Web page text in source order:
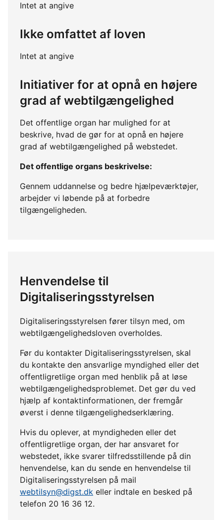
Intet at angive
Ikke omfattet af loven
Intet at angive
Initiativer for at opnå en højere
grad af webtilgængelighed
Det offentlige organ har mulighed for at
beskrive, hvad de gør for at opnå en højere
grad af webtilgængelighed på webstedet.
Det offentlige organs beskrivelse:
Gennem uddannelse og bedre hjælpeværktøjer,
arbejder vi løbende på at forbedre
tilgængeligheden.
Henvendelse til
Digitaliseringsstyrelsen
Digitaliseringsstyrelsen fører tilsyn med, om
webtilgængelighedsloven overholdes.
Før du kontakter Digitaliseringsstyrelsen, skal
du kontakte den ansvarlige myndighed eller det
offentligretlige organ med henblik på at løse
webtilgængelighedsproblemet. Det gør du ved
hjælp af kontaktinformationen, der fremgår
øverst i denne tilgængelighedserklæring.
Hvis du oplever, at myndigheden eller det
offentligretlige organ, der har ansvaret for
webstedet, ikke svarer tilfredsstillende på din
henvendelse, kan du sende en henvendelse til
Digitaliseringsstyrelsen på mail
webtilsyn@digst.dk eller indtale en besked på
telefon 20 16 36 12.